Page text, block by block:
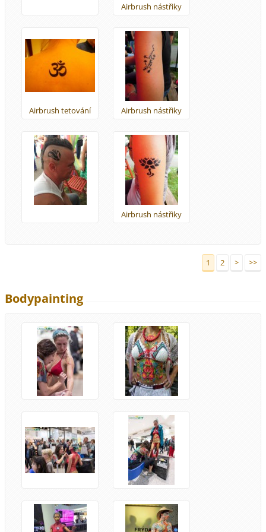
Airbrush nástřiky
Airbrush tetování Airbrush nástřiky
Airbrush nástřiky
1 2 > >>
Bodypainting